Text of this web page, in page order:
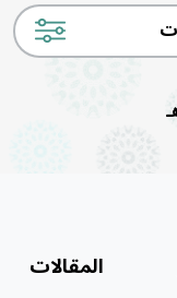
المقالات